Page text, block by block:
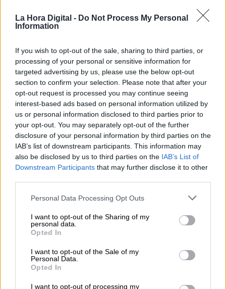
La Hora Digital - Do Not Process My Personal
Information
If you wish to opt-out of the sale, sharing to third parties, or
processing of your personal or sensitive information for
targeted advertising by us, please use the below opt-out
section to confirm your selection. Please note that after your
opt-out request is processed you may continue seeing
interest-based ads based on personal information utilized by
us or personal information disclosed to third parties prior to
your opt-out. You may separately opt-out of the further
disclosure of your personal information by third parties on the
IAB’s list of downstream participants. This information may
also be disclosed by us to third parties on the IAB’s List of
Downstream Participants that may further disclose it to other
Personal Data Processing Opt Outs
I want to opt-out of the Sharing of my
personal data.
Opted In
I want to opt-out of the Sale of my
Personal Data.
Opted In
I want to opt-out of processing my
tomándolo por cualquier perro.
La semana pasada salió la encuesta del CIS de
intención de voto.
Suben los que votarían por
el PP y por Vox. Quien piensa se pregunta
cómo es posible que en un país aplastado
durante cuarenta años bajo la bota del fascismo
millones de votantes estén dispuestos a
entregar al fascismo el poder para que
vuelva a aplastarles.
¿Falta de memoria?
¿Deshumanización? ¿Cómo, si no, se explica
que millones de votantes estén dispuestos a
ignorar la corrupción, la mentiras flagrantes, la
prédica del odio, la traición al país para justificar
el todo vale para hundir al contrario; dispuestos
a ignorar toda la politiquería inmoral del
fascismo? ¿O será que esos millones de
permita pastar en paz librándoles de la
responsabilidad de pensar y actuar como seres
humanos?
Parece que